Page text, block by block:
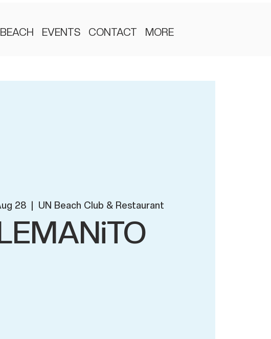
BEACH EVENTS CONTACT MORE
28
  |
UN Beach Club & Restaurant